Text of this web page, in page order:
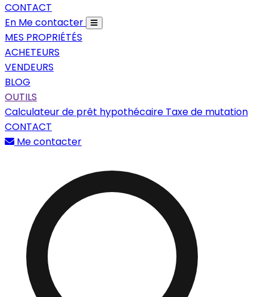
CONTACT
En Me contacter
MES PROPRIÉTÉS
ACHETEURS
VENDEURS
BLOG
OUTILS
Calculateur de prêt hypothécaire Taxe de mutation
CONTACT
Me contacter